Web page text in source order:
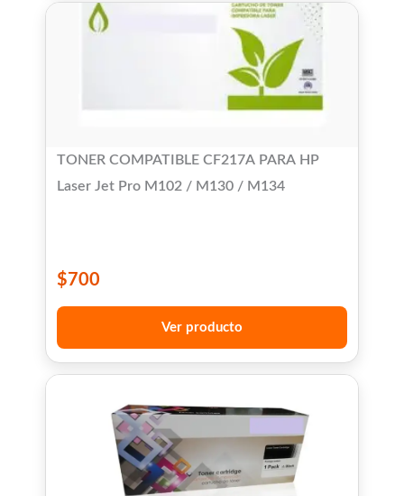
TONER COMPATIBLE CF217A PARA HP
Laser Jet Pro M102 / M130 / M134
$700
Ver producto